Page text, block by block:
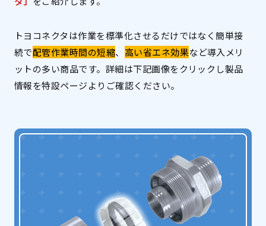
トヨコネクタは作業を標準化させるだけではなく簡単接
続で配管作業時間の短縮、 高い省エネ効果など導入メリ
ットの多い商品です。詳細は下記画像をクリックし製品
情報を特設ページよりご確認ください。